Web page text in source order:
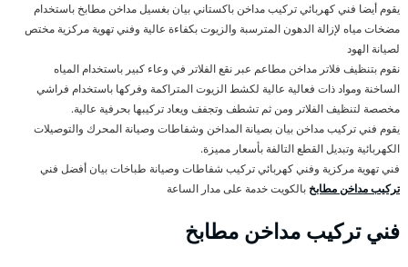
يقوم أيضا فني كهربائي تركيب مداخن باكستاني بيان بغسيل مداخن مطابخ باستخدام
مضخات مياه لإزالة الدهون المترسبة والزيوت بكفاءة عالية وفني تهوية مركزية مختص
لصيانة الهود
نقوم بتنظيف فلاتر مداخن مطاعم عبر نقع الفلاتر في وعاء كبير باستخدام المياه
الساخنة ومواد ذات فعالية عالية لكشط الزيوت المتراكمة وفركها باستخدام فراشي
مخصصة لتنظيف الفلاتر ومن ثم تشطف وتجفف ويعاد تركيبها بحرفية عالية.
يقوم فني تركيب مداخن بيان بصيانة المداخن وشفاطات وصيانة المحرك والتوصيلات
الكهربائية وتبديل القطع التالفة بأسعار مميزة.
فني تهوية مركزية وفني كهربائي تركيب شفاطات وصيانة طباخات بيان أفضل فني
تركيب مداخن مطابخ بالكويت خدمة على مدار الساعة
فني تركيب مداخن مطابخ